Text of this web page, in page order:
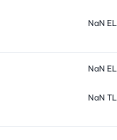
NaN EL
NaN EL
NaN TL